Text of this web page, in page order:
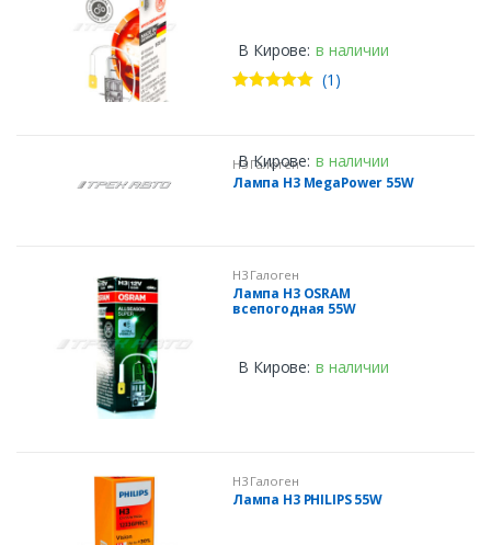
(1)
В Кирове: в наличии
H3 Галоген
Лампа H3 MegaPower 55W
В Кирове: в наличии
H3 Галоген
Лампа H3 OSRAM
всепогодная 55W
В Кирове: в наличии
H3 Галоген
Лампа H3 PHILIPS 55W